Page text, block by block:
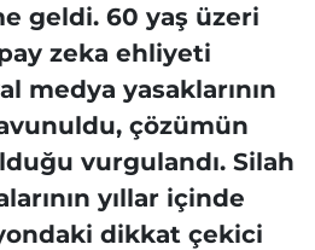
geldi. 60 yaş üzeri
zeka ehliyeti
medya yasaklarının
çözümün
vurgulandı. Silah
yıllar içinde
dikkat çekici